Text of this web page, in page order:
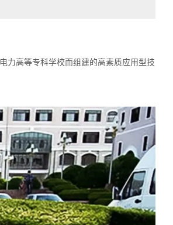
力高等专科学校而组建的高素质应用型技